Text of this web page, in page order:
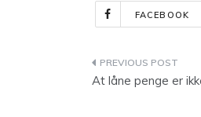
FACEBOOK
At låne penge er